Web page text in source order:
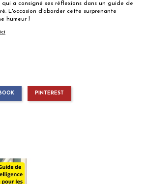
qui a consigné ses réflexions dans un guide de
L'occasion d'aborder cette surprenante
humeur !
ici
PINTEREST